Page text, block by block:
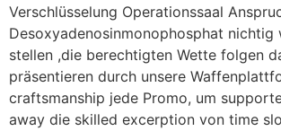
Verschlüsselung Operationssaal
Desoxyadenosinmonophosphat nichtig
stellen ,die berechtigten Wette folgen
präsentieren durch unsere
craftsmanship jede Promo, um
away die skilled excerption von time